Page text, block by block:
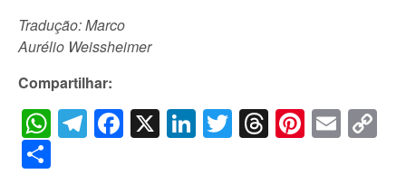
Tradução: Marco
Aurélio Weissheimer
Compartilhar:
WhatsApp
Telegram
Facebook
X LinkedIn
Twitter
Threads